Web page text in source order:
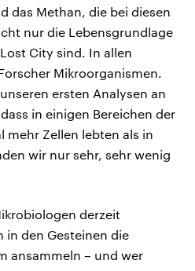
das Methan, die bei diesen
nur die Lebensgrundlage
City sind. In allen
Mikroorganismen.
ersten Analysen an
in einigen Bereichen der
mehr Zellen lebten als in
wir nur sehr, sehr wenig
derzeit
in den Gesteinen die
ansammeln – und wer